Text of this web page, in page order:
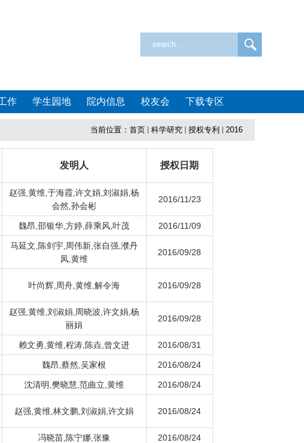
作 学生园地 院内信息 校友会 下载专区
当前位置： 首页 科学研究 授权专利 2016
发明人 授权日期
赵强,黄维,于海霞,许文娟,刘淑娟,杨
会然,孙会彬
2016/11/23
魏昂,邵银华,方婷,薛乘风,叶茂 2016/11/09
马延文,陈剑宇,周伟新,张自强,濮丹
凤,黄维
2016/09/28
叶尚辉,周舟,黄维,解令海 2016/09/28
赵强,黄维,刘淑娟,周晓波,许文娟,杨
丽娟
2016/09/28
赖文勇,黄维,程涛,陈垚,曾文进 2016/08/31
魏昂,蔡然,吴家根 2016/08/24
沈清明,樊晓慧,范曲立,黄维 2016/08/24
赵强,黄维,林文鹏,刘淑娟,许文娟 2016/08/24
冯晓苗,陈宁娜,张豫 2016/08/24